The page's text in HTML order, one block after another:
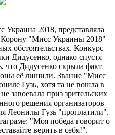
Украина 2018, представляла
"Мисс Украины 2018"
обстоятельствах. Конкурс
Дидусенко, однако спустя
что Дидусенко скрыла факт
её лишили. Звание "Мисс
Гузь, хотя та не вошла в
завоевала приз зрительских
решения организаторов
Леонилы Гузь "проплатили".
"Моя победа говорит о
верить в себя!".